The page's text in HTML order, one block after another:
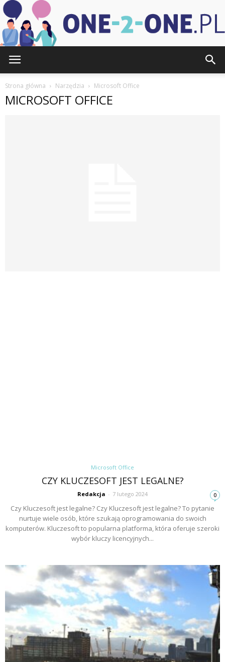
Strona główna Narzędzia Microsoft Office
MICROSOFT OFFICE
Microsoft Office
CZY KLUCZESOFT JEST LEGALNE?
Redakcja - 7 lutego 2024 0
Czy Kluczesoft jest legalne? Czy Kluczesoft jest legalne? To pytanie
nurtuje wiele osób, które szukają oprogramowania do swoich
komputerów. Kluczesoft to popularna platforma, która oferuje szeroki
wybór kluczy licencyjnych...